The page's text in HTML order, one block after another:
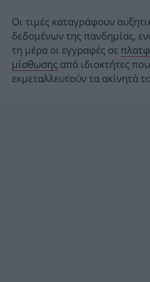
Οι τιμές καταγράφουν
δεδομένων της πανδημίας,
τη μέρα οι εγγραφές σε
μίσθωσης από ιδιοκτήτες
εκμεταλλευτούν τα ακίνητά